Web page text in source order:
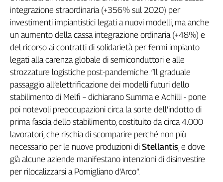
nel
Lavoro
Territori
Abruzzo-
Molise
Adige
Basilicata
Calabria
Campania
Romagna
Friuli
Venezia
integrazione straordinaria (+356% sul 2020) per
investimenti impiantistici legati a nuovi modelli, ma anche
un aumento della cassa integrazione ordinaria (+48%) e
del ricorso ai contratti di solidarietà per fermi impianto
legati alla carenza globale di semiconduttori e alle
strozzature logistiche post-pandemiche. “Il graduale
passaggio all’elettrificazione dei modelli futuri dello
stabilimento di Melfi – dichiarano Summa e Achilli - pone
poi notevoli preoccupazioni circa la sorte dell’indotto di
prima fascia dello stabilimento, costituito da circa 4.000
lavoratori, che rischia di scomparire perché non più
necessario per le nuove produzioni di Stellantis, e dove
già alcune aziende manifestano intenzioni di disinvestire
per rilocalizzarsi a Pomigliano d’Arco”.